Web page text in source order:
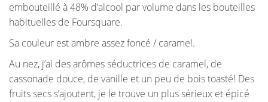
embouteillé à 48% d’alcool par volume dans les bouteilles
habituelles de Foursquare.
Sa couleur est ambre assez foncé / caramel.
Au nez, j’ai des arômes séductrices de caramel, de
cassonade douce, de vanille et un peu de bois toasté! Des
fruits secs s’ajoutent, je le trouve un plus sérieux et épicé